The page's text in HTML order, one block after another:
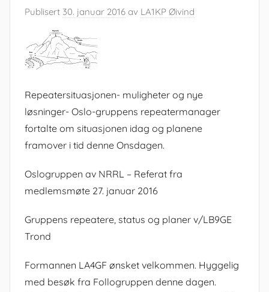
Publisert 30. januar 2016 av LA1KP Øivind
Repeatersituasjonen- muligheter og nye
løsninger- Oslo-gruppens repeatermanager
fortalte om situasjonen idag og planene
framover i tid denne Onsdagen.
Oslogruppen av NRRL – Referat fra
medlemsmøte 27. januar 2016
Gruppens repeatere, status og planer v/LB9GE
Trond
Formannen LA4GF ønsket velkommen. Hyggelig
med besøk fra Follogruppen denne dagen.